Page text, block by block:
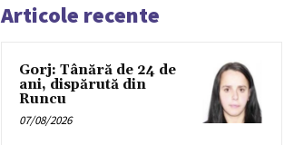
Articole recente
Gorj: Tânără de 24 de
ani, dispărută din
Runcu
07/08/2026